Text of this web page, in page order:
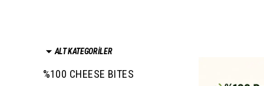
ALT KATEGORİLER
%100 CHEESE BITES